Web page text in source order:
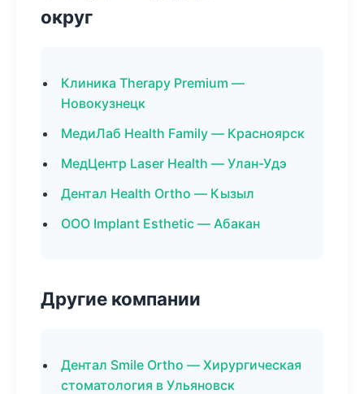
округ
Клиника Therapy Premium —
Новокузнецк
МедиЛаб Health Family — Красноярск
МедЦентр Laser Health — Улан-Удэ
Дентал Health Ortho — Кызыл
ООО Implant Esthetic — Абакан
Другие компании
Дентал Smile Ortho — Хирургическая
стоматология в Ульяновск